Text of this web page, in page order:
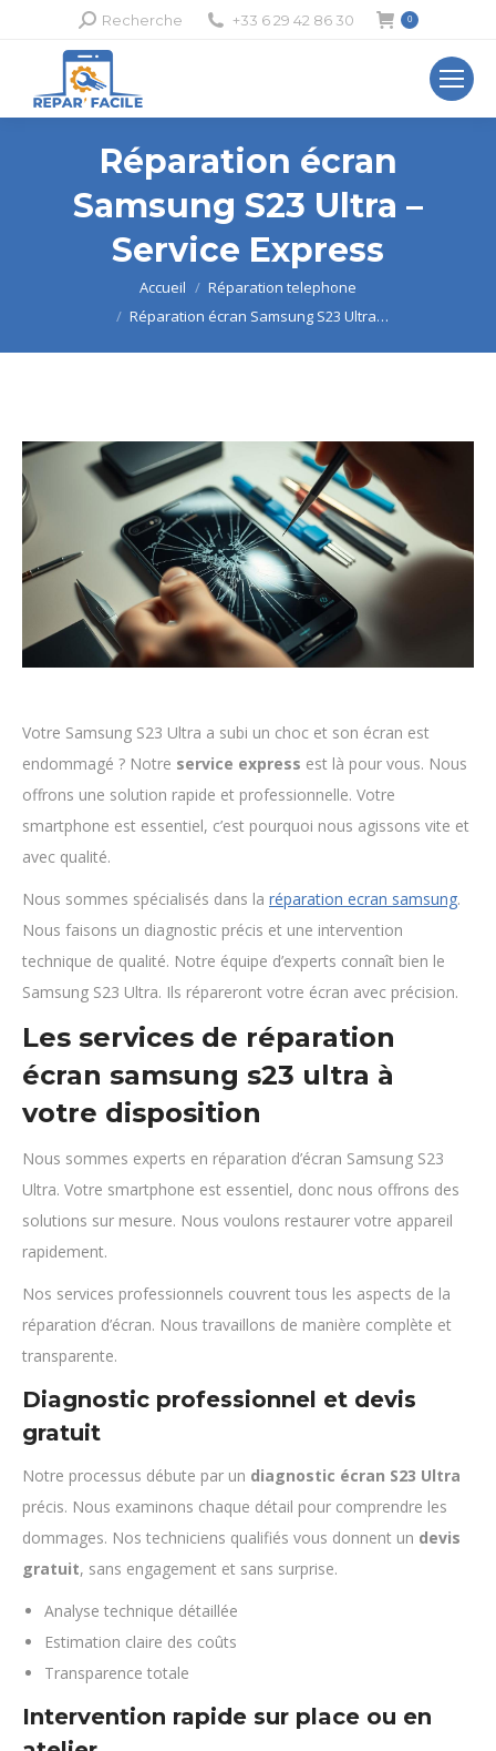
Recherche
Recherche +33 6 29 42 86 30 0
Réparation écran
Samsung S23 Ultra –
Service Express
Accueil
Réparation telephone
Réparation écran Samsung S23 Ultra…
Votre Samsung S23 Ultra a subi un choc et son écran est
endommagé ? Notre service express est là pour vous. Nous
offrons une solution rapide et professionnelle. Votre
smartphone est essentiel, c’est pourquoi nous agissons vite et
avec qualité.
Nous sommes spécialisés dans la réparation ecran samsung.
Nous faisons un diagnostic précis et une intervention
technique de qualité. Notre équipe d’experts connaît bien le
Samsung S23 Ultra. Ils répareront votre écran avec précision.
Les services de réparation
écran samsung s23 ultra à
votre disposition
Nous sommes experts en réparation d’écran Samsung S23
Ultra. Votre smartphone est essentiel, donc nous offrons des
solutions sur mesure. Nous voulons restaurer votre appareil
rapidement.
Nos services professionnels couvrent tous les aspects de la
réparation d’écran. Nous travaillons de manière complète et
transparente.
Diagnostic professionnel et devis
gratuit
Notre processus débute par un diagnostic écran S23 Ultra
précis. Nous examinons chaque détail pour comprendre les
dommages. Nos techniciens qualifiés vous donnent un devis
gratuit, sans engagement et sans surprise.
Analyse technique détaillée
Estimation claire des coûts
Transparence totale
Intervention rapide sur place ou en